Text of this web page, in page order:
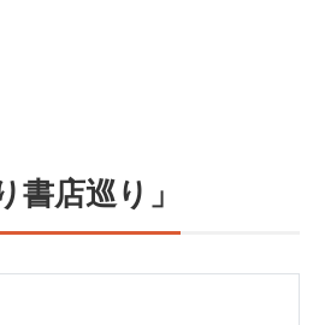
書店巡り」